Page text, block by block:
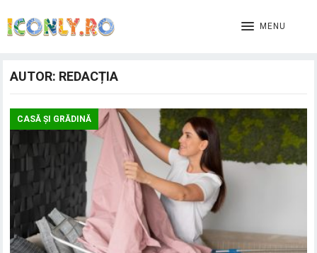
MENU
AUTOR: REDACȚIA
CASĂ ȘI GRĂDINĂ